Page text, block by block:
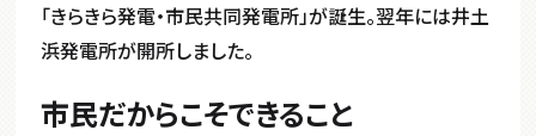
「きらきら発電・市民共同発電所」が誕生。翌年には井土
浜発電所が開所しました。
市民だからこそできること